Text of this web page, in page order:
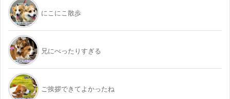
にこにこ散歩
兄にべったりすぎる
ご挨拶できてよかったね